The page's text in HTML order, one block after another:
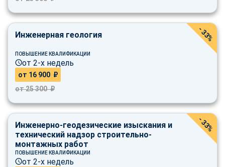
Инженерная геология
ПОВЫШЕНИЕ КВАЛИФИКАЦИИ
от 2-х недель
от 16 900 ₽
от 25 300 ₽
- 33%
Инженерно-геодезические изыскания и
технический надзор строительно-
монтажных работ
ПОВЫШЕНИЕ КВАЛИФИКАЦИИ
от 2-х недель
- 33%